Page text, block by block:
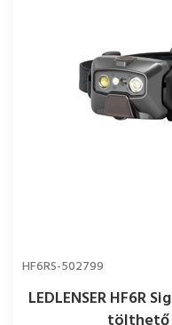
HF6RS-502799
LEDLENSER HF6R